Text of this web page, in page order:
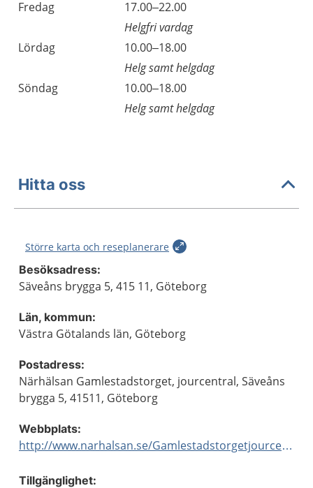
Fredag
17.00–22.00
Helgfri vardag
Lördag
10.00–18.00
Helg samt helgdag
Söndag
10.00–18.00
Helg samt helgdag
Hitta oss
Större karta och reseplanerare
Besöksadress:
Säveåns brygga 5, 415 11, Göteborg
Län, kommun:
Västra Götalands län, Göteborg
Postadress:
Närhälsan Gamlestadstorget, jourcentral, Säveåns
brygga 5, 41511, Göteborg
Webbplats:
http://www.narhalsan.se/Gamlestadstorgetjourcentral
Tillgänglighet: